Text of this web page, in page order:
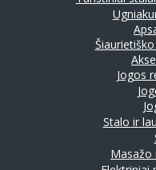
Jogos
Stalo ir
Masažo